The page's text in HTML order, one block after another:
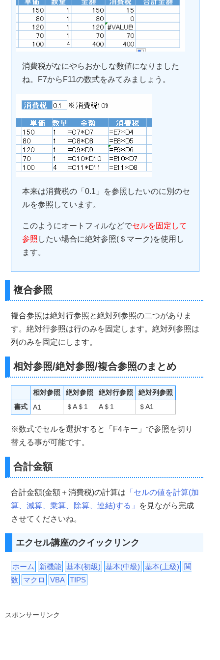
消費税がなにやらおかしな数値になりました
ね。F7からF11の数式をみてみましょう。
本来は消費税の「0.1」を参照したいのに別のセ
ルを参照しています。
このようにオートフィルなどでセルを固定して
参照 したい場合に絶対参照(＄マーク)を使用し
ます。
複合参照
複合参照は絶対行参照と絶対列参照の二つがありま
す。絶対行参照は行のみを固定します。絶対列参照は
列のみを固定にします。
相対参照/絶対参照/複合参照のまとめ
相対参照 絶対参照 絶対行参照
絶対列参照
書式
A1 ＄A＄1 A＄1 ＄A1
※数式でセルを選択すると「F4キー」で参照を切り
替える事が可能です。
合計金額
合計金額(金額＋消費税)の計算は 「セルの値を計算(加
算、減算、乗算、除算、連結)する」
を見ながら完成
させてくださいね。
エクセル講座のクイックリンク
ホーム 新機能 基本(初級) 基本(中級) 基本(上級)
関
数
マクロ VBA TIPS
スポンサーリンク